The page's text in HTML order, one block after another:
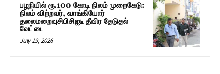
பழநியில் ரூ.100 கோடி நிலம் முறைகேடு:
நிலம் விற்றவர், வாங்கியோர்
தலைமறைவுசிபிசிஐடி தீவிர தேடுதல்
வேட்டை
July 19, 2026